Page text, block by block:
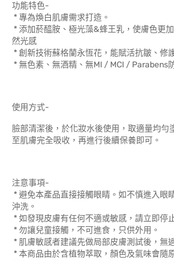
功能特色-
* 專為煥白肌膚需求打造。
* 添加菸醯胺、極光藻&蜂王乳，使膚色更
然光感
* 創新技術蘇格蘭永恆花，能賦活抗皺、修
* 無色素、無酒精、無MI / MCI / Parabens
使用方式-
臉部清潔後，於化妝水後使用，取適量均勻
至肌膚完全吸收，再進行後續保養即可。
注意事項-
* 避免本產品直接接觸眼睛。如不慎進入眼
沖洗。
* 如發現皮膚有任何不適或敏感，請立即停
* 勿讓兒童接觸，不可進食，只供外用。
* 肌膚敏感者建議先做局部皮膚測試後，無
* 本商品由於含植物萃取，顏色及氣味會隨